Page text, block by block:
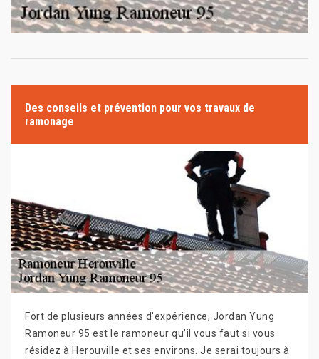
Des conseils et prévention pour vos travaux de
ramonage
Fort de plusieurs années d'expérience, Jordan Yung
Ramoneur 95 est le ramoneur qu’il vous faut si vous
résidez à Herouville et ses environs. Je serai toujours à